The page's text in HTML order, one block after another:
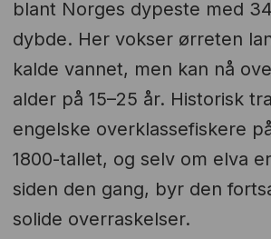
blant Norges dypeste med
dybde. Her vokser ørreten
kalde vannet, men kan nå
alder på 15–25 år. Historisk
engelske overklassefiskere
1800-tallet, og selv om elva
siden den gang, byr den
solide overraskelser.